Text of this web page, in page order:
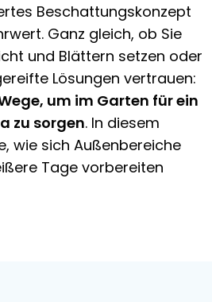
Beschattungskonzept
Ganz gleich, ob Sie
und Blättern setzen oder
Lösungen vertrauen:
um im Garten für ein
zu sorgen. In diesem
wie sich Außenbereiche
Tage vorbereiten